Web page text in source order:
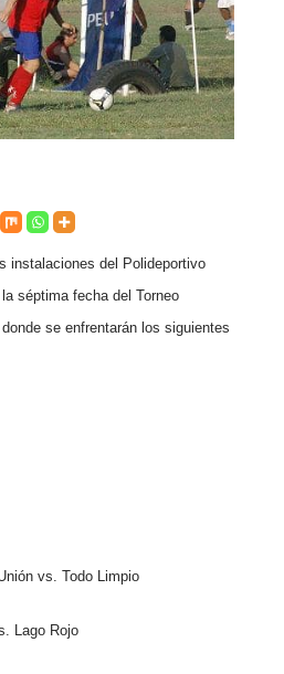
instalaciones del Polideportivo
séptima fecha del Torneo
se enfrentarán los siguientes
vs. Todo Limpio
Lago Rojo